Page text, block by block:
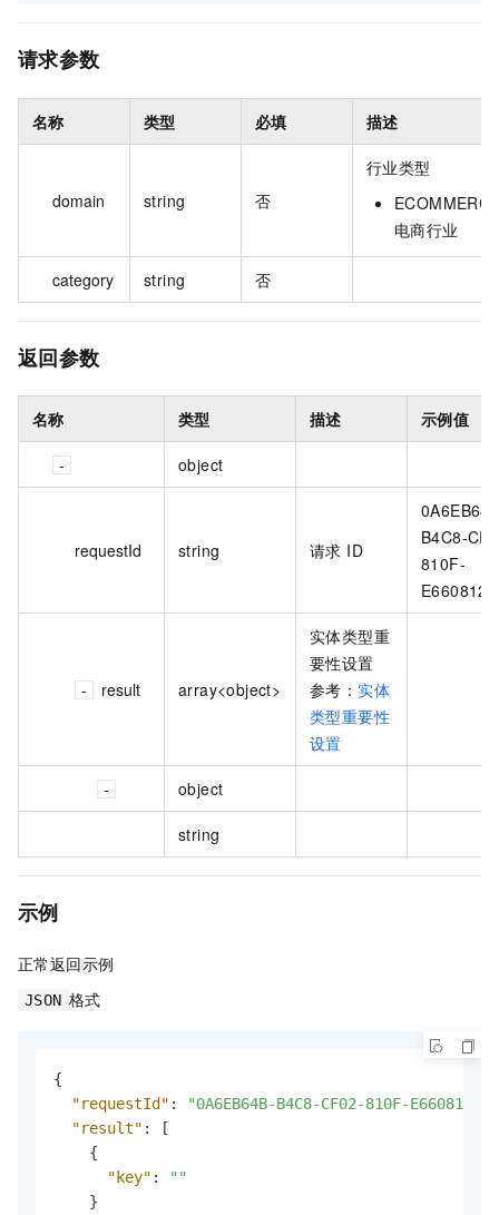
请求参数
名称 类型 必填 描述
domain string 否
行业类型
电商行业
category string 否
返回参数
名称 类型 描述 示例值
object
requestId string 请求 ID
B4C8-
810F-
result array<object>
实体类型重
要性设置
参考：实体
类型重要性
设置
object
string
示例
正常返回示例
JSON 格式
{
"requestId" :
"0A6EB64B-B4C8-CF02-810F-
"result" :
[
{
"key" :
""
}